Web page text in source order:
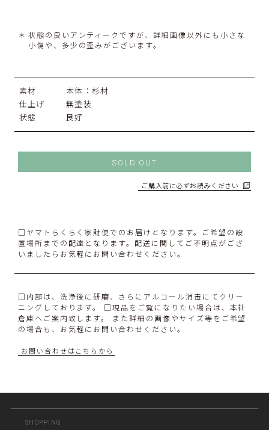
状態の良いアンティークですが、詳細画像以外にも小さな
小傷や、多少の歪みがございます。
素材
本体：杉材
仕上げ
無塗装
状態
良好
SOLD OUT
ご購入前に必ずお読みください
□ヤマトらくらく家財便でのお届けとなります。ご希望の設
置場所までの配達となります。配送に関してご不明点がござ
いましたらお気軽にお問い合わせください。
□内部は、洗浄後に研磨、さらにアルコール消毒にてクリー
ニングしております。 □現品をご覧になりたい場合は、本社
倉庫へご案内致します。 また詳細の画像やサイズ等をご希望
の場合も、お気軽にお問い合わせください。
お問い合わせはこちらから
SHOPPING